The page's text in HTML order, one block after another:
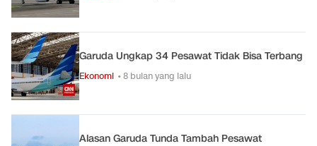
Garuda Ungkap 34 Pesawat Tidak Bisa Terbang
Ekonomi • 8 bulan yang lalu
Alasan Garuda Tunda Tambah Pesawat